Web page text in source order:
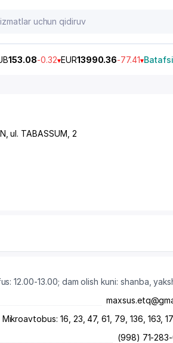
153.08-0.32 EUR13990.36-77.41
, ul. TABASSUM, 2
12.00-13.00; dam olish kuni: shanba,
16, 23, 47, 61, 79, 136, 163,
(998) 71-